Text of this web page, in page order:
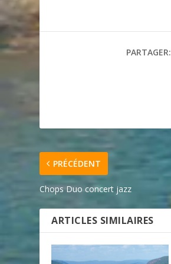
PARTAGER:
PRÉCÉDENT
Chops Duo concert jazz
ARTICLES SIMILAIRES